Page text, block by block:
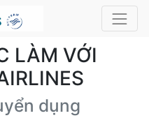
LÀM VỚI
dụng